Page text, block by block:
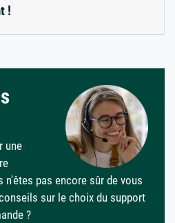
!
une
n'êtes pas encore sûr de vous
sur le choix du support
?